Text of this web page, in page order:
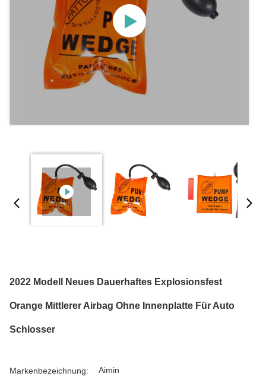
2022 Modell Neues Dauerhaftes Explosionsfest
Orange Mittlerer Airbag Ohne Innenplatte Für Auto
Schlosser
Markenbezeichnung: Aimin